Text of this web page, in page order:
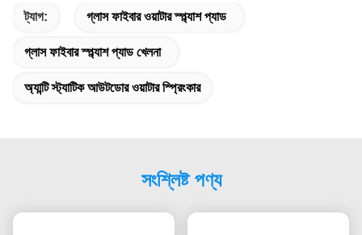
ট্যাগ: গ্লাস ফাইবার ওয়াটার স্প্ল্যাশ প্যাড
গ্লাস ফাইবার স্প্ল্যাশ প্যাড খেলনা
অ্যান্টি স্ট্যাটিক আউটডোর ওয়াটার স্প্রিংকার
সংশ্লিষ্ট পণ্য